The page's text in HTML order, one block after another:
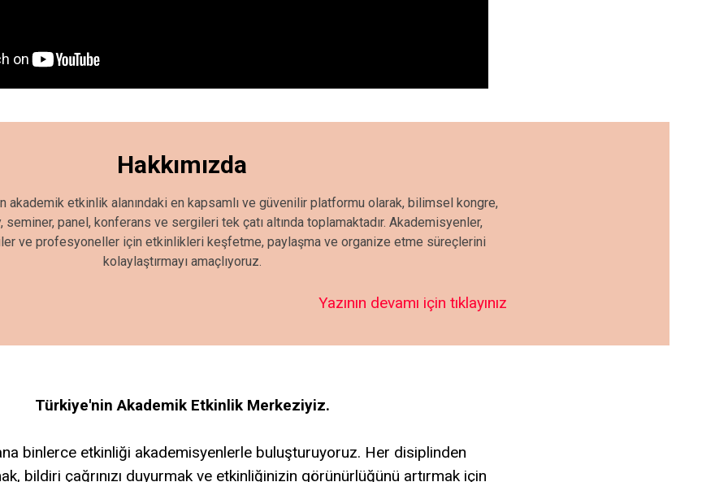
Hakkımızda
akademik etkinlik alanındaki en kapsamlı ve güvenilir platformu olarak, bilimsel kongre,
seminer, panel, konferans ve sergileri tek çatı altında toplamaktadır. Akademisyenler,
ve profesyoneller için etkinlikleri keşfetme, paylaşma ve organize etme süreçlerini
kolaylaştırmayı amaçlıyoruz.
Yazının devamı için tıklayınız
Türkiye'nin Akademik Etkinlik Merkeziyiz.
binlerce etkinliği akademisyenlerle buluşturuyoruz. Her disiplinden
bildiri çağrınızı duyurmak ve etkinliğinizin görünürlüğünü artırmak için